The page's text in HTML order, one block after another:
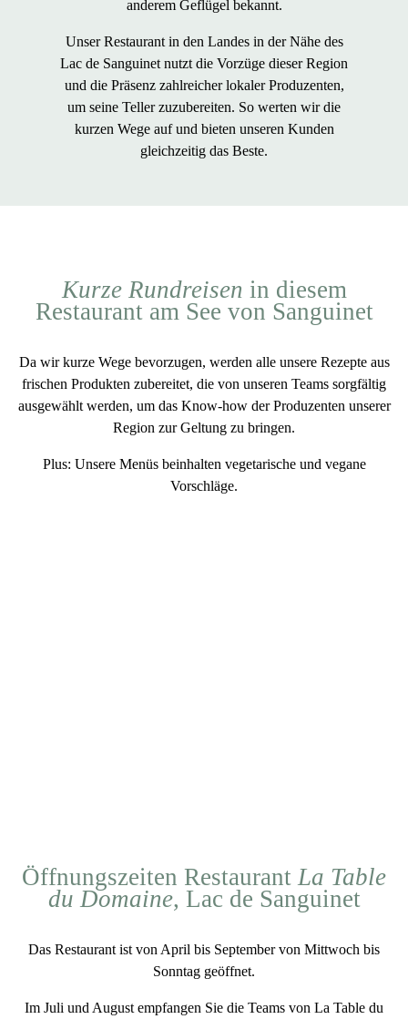
anderem Geflügel bekannt.
Unser Restaurant in den Landes in der Nähe des
Lac de Sanguinet nutzt die Vorzüge dieser Region
und die Präsenz zahlreicher lokaler Produzenten,
um seine Teller zuzubereiten. So werten wir die
kurzen Wege auf und bieten unseren Kunden
gleichzeitig das Beste.
Kurze Rundreisen in diesem
Restaurant am See von Sanguinet
Da wirkurze Wegebevorzugen, werden alle unsere Rezepte aus
frischen Produkten zubereitet, die von unseren Teams sorgfältig
ausgewähltwerden, um das Know-how der Produzenten unserer
Region zur Geltung zu bringen.
Plus: Unsere Menüs beinhalten vegetarische und vegane
Vorschläge.
Öffnungszeiten RestaurantLa Table
du Domaine, Lac de Sanguinet
Das Restaurant ist von April bis Septembervon Mittwoch bis
Sonntag geöffnet.
Im Juli und August empfangen Sie die Teams von La Table du